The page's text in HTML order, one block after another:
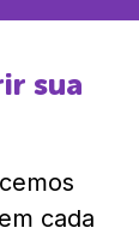
sua
cada